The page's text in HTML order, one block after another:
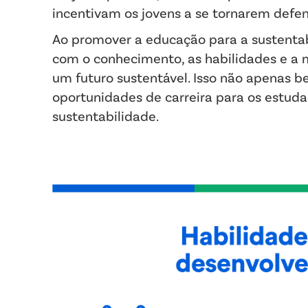
incentivam os jovens a se tornarem
Ao promover a educação para a
com o conhecimento, as habilidades e
um futuro sustentável. Isso não apenas
oportunidades de carreira para os
sustentabilidade.